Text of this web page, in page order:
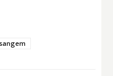
sangem